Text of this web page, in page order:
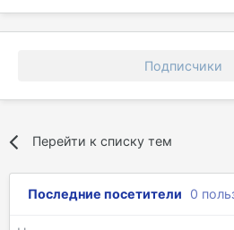
Подписчики
Перейти к списку тем
Последние посетители 0